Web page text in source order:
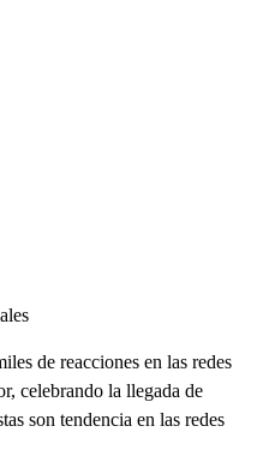
de reacciones en las redes
celebrando la llegada de
son tendencia en las redes